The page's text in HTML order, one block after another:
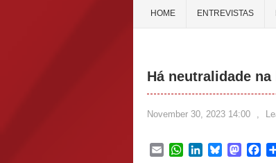
HOME ENTREVISTAS
Há neutralidade
November 30, 2023 14:00 ,
EmailWhatsApp
LinkedInBluesky